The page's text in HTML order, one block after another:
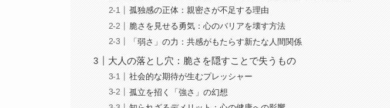
孤独感の正体：親密さが不足する理由
脆さを見せる勇気：心のバリアを壊す方法
「弱さ」の力：共感がもたらす新たな人間関係
大人の落とし穴：脆さを隠すことで失うもの
社会的な期待が生むプレッシャー
孤立を招く「強さ」の幻想